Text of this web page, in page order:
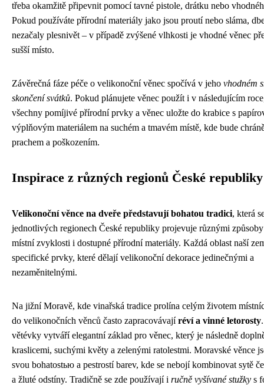
třeba okamžitě připevnit pomocí tavné pistole, drátku nebo
Pokud používáte přírodní materiály jako jsou proutí nebo sláma,
nezačaly plesnivět – v případě zvýšené vlhkosti je vhodné věnec
sušší místo.
Závěrečná fáze péče o velikonoční věnec spočívá v jeho vhodném
skončení svátků. Pokud plánujete věnec použít i v následujícím
všechny pomíjivé přírodní prvky a věnec uložte do krabice s
výplňovým materiálem na suchém a tmavém místě, kde bude
prachem a poškozením.
Inspirace z různých regionů České republiky
Velikonoční věnce na dveře představují bohatou tradici, která
jednotlivých regionech České republiky projevuje různými
místní zvyklosti i dostupné přírodní materiály. Každá oblast naší
specifické prvky, které dělají velikonoční dekorace jedinečnými a
nezaměnitelnými.
Na jižní Moravě, kde vinařská tradice prolína celým životem
do velikonočních věnců často zapracovávajíréví a vinné letorosty
větévky vytváří elegantní základ pro věnec, který je následně
kraslicemi, suchými květy a zelenými ratolestmi. Moravské věnce
svou bohatostью a pestrostí barev, kde se nebojí kombinovat sytě
a žluté odstíny. Tradičně se zde používají i ručně vyšívané stužky s